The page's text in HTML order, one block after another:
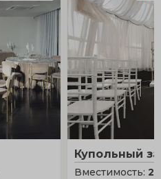
Купольный
Вместимость: